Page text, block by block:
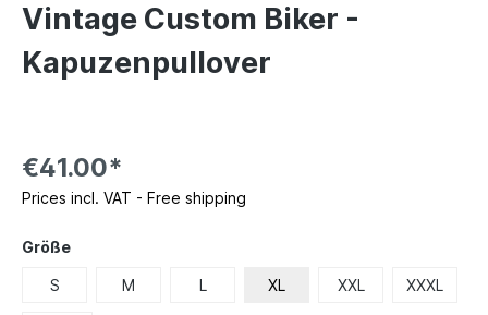
Vintage Custom Biker -
Kapuzenpullover
€41.00*
Prices incl. VAT - Free shipping
Größe
S M L XL XXL XXXL